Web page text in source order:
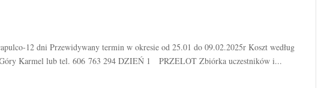
12 dni Przewidywany termin w okresie od 25.01 do 09.02.2025r Koszt według
Góry Karmel lub tel. 606 763 294 DZIEŃ 1 PRZELOT Zbiórka uczestników i...